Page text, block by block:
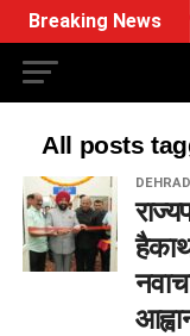
Breaking News
All posts